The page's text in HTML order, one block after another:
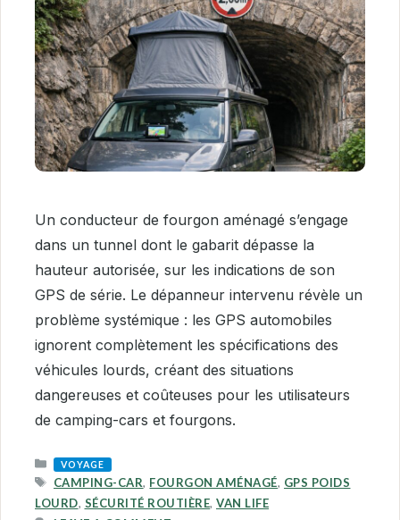
Un conducteur de fourgon aménagé s’engage
dans un tunnel dont le gabarit dépasse la
hauteur autorisée, sur les indications de son
GPS de série. Le dépanneur intervenu révèle un
problème systémique : les GPS automobiles
ignorent complètement les spécifications des
véhicules lourds, créant des situations
dangereuses et coûteuses pour les utilisateurs
de camping-cars et fourgons.
CATEGORIES
VOYAGE
TAGS
CAMPING-CAR, FOURGON AMÉNAGÉ, GPS POIDS
LOURD, SÉCURITÉ ROUTIÈRE, VAN LIFE